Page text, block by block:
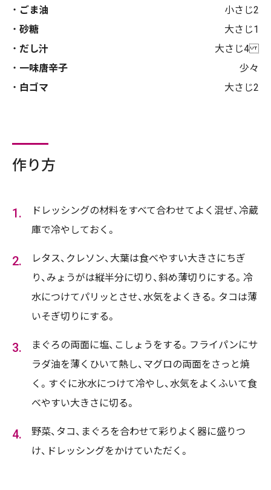
ごま油
小さじ2
砂糖
大さじ1
だし汁
大さじ4
一味唐辛子
少々
白ゴマ
大さじ2
作り方
ドレッシングの材料をすべて合わせてよく混ぜ、冷蔵
庫で冷やしておく。
レタス、クレソン、大葉は食べやすい大きさにちぎ
り、みょうがは縦半分に切り、斜め薄切りにする。冷
水につけてパリッとさせ、水気をよくきる。タコは薄
いそぎ切りにする。
まぐろの両面に塩、こしょうをする。フライパンにサ
ラダ油を薄くひいて熱し、マグロの両面をさっと焼
く。すぐに氷水につけて冷やし、水気をよくふいて食
べやすい大きさに切る。
野菜、タコ、まぐろを合わせて彩りよく器に盛りつ
け、ドレッシングをかけていただく。